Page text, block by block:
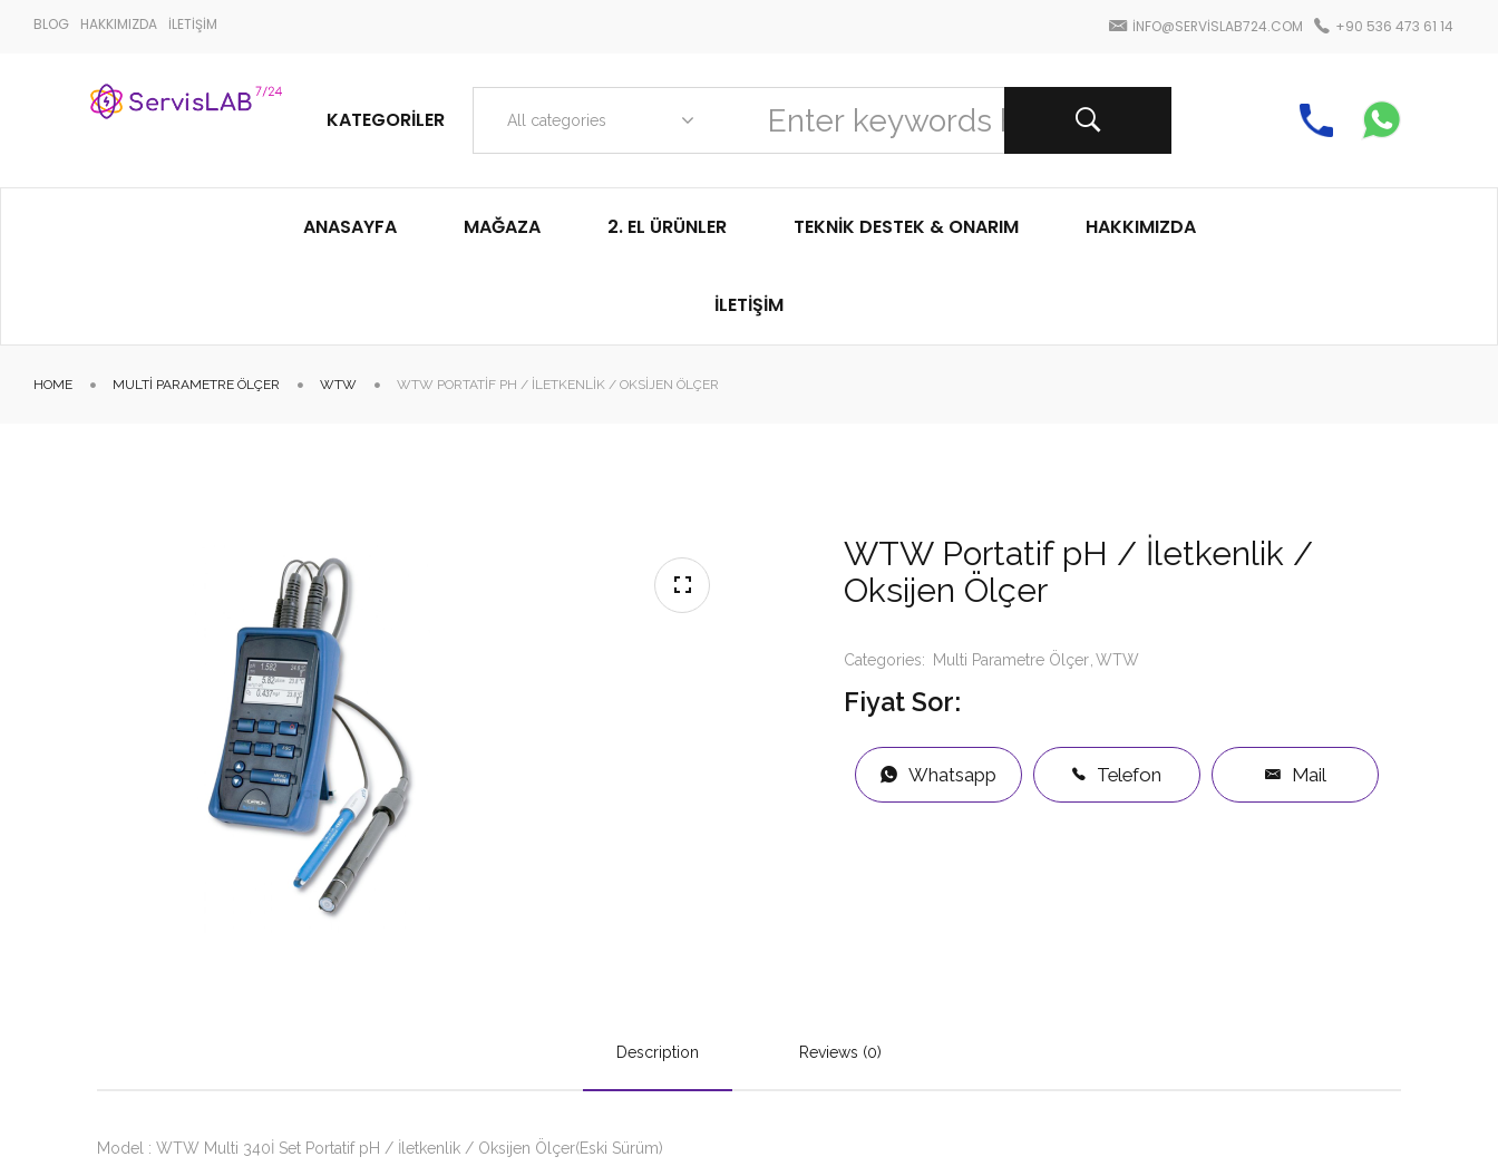
BLOG HAKKIMIZDA İLETİŞİM INFO@SERVISLAB724.COM +90 536 473 61 14
KATEGORILER All categories
ANASAYFA MAĞAZA 2. EL ÜRÜNLER TEKNIK DESTEK & ONARIM HAKKIMIZDA
İLETIŞIM
HOME MULTI PARAMETRE ÖLÇER WTW WTW PORTATIF PH / İLETKENLIK / OKSIJEN ÖLÇER
WTW Portatif pH / İletkenlik /
Oksijen Ölçer
Categories: Multi Parametre Ölçer WTW
Fiyat Sor:
Whatsapp Telefon Mail
Description Reviews (0)
Model : WTW Multi 340İ Set Portatif pH / İletkenlik / Oksijen Ölçer(Eski Sürüm)